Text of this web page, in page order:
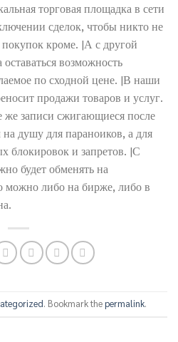
торговая площадка в сети
сделок, чтобы никто не
кроме. |А с другой
возможность
по сходной цене. |В наши
продажи товаров и услуг.
же записи сжигающиеся после
душу для параноиков, а для
блокировок и запретов. |С
будет обменять на
можно либо на бирже, либо в
. Bookmark thepermalink.